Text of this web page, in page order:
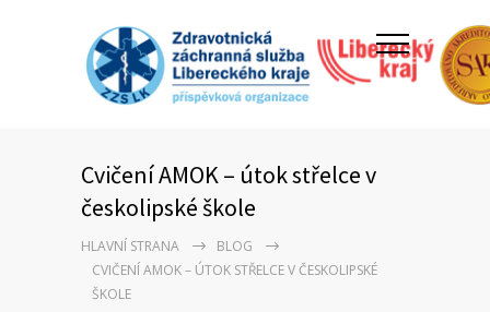
Cvičení AMOK – útok střelce v
českolipské škole
HLAVNÍ STRANA
BLOG
CVIČENÍ AMOK – ÚTOK STŘELCE V ČESKOLIPSKÉ
ŠKOLE